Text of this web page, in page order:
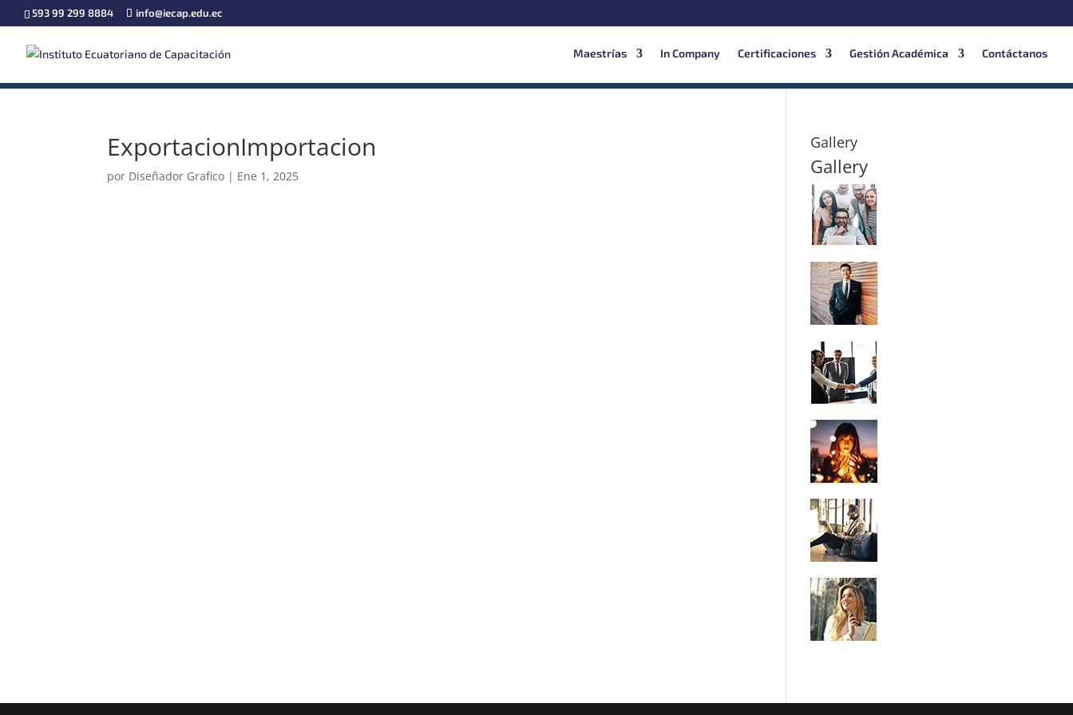
593 99 299 8884 info@iecap.edu.ec
Maestrías In Company Certificaciones Gestión Académica Contáctanos
ExportacionImportacion
por Diseñador Grafico | Ene 1, 2025
Gallery
Gallery